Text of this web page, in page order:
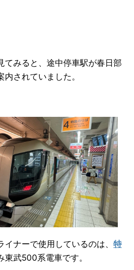
てみると、途中停車駅が春日部
されていました。
ナーで使用しているのは、 特
東武500系電車です。